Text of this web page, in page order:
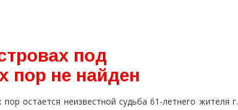
под
пор не найден
пор остается неизвестной судьба 61-летнего жителя г.